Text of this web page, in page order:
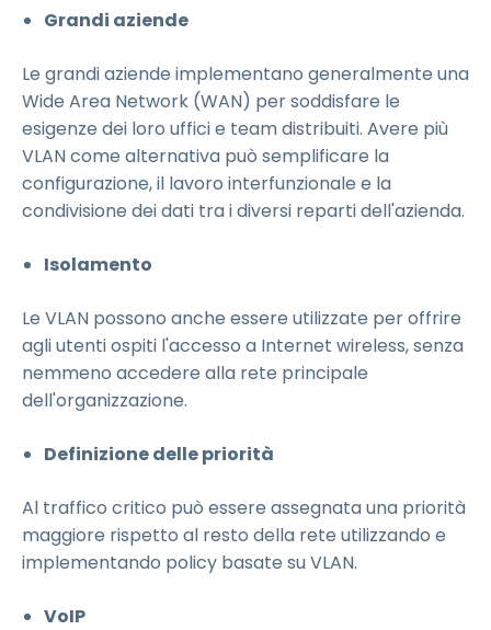
Grandi aziende
Le grandi aziende implementano generalmente una
Wide Area Network (WAN) per soddisfare le
esigenze dei loro uffici e team distribuiti. Avere più
VLAN come alternativa può semplificare la
configurazione, il lavoro interfunzionale e la
condivisione dei dati tra i diversi reparti dell'azienda.
Isolamento
Le VLAN possono anche essere utilizzate per offrire
agli utenti ospiti l'accesso a Internet wireless, senza
nemmeno accedere alla rete principale
dell'organizzazione.
Definizione delle priorità
Al traffico critico può essere assegnata una priorità
maggiore rispetto al resto della rete utilizzando e
implementando policy basate su VLAN.
VoIP